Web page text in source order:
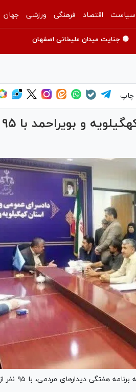
سیاست اقتصاد فرهنگی ورزشی جهان
🟡 جنایت میدان علیخانی اصفهان
چاپ
برگزاری ملاقات مردمی دادستان مرکز استان کهگیلویه و بویراحمد با ۹۵
دادستان مرکز استان کهگیلویه و بویر احمد به همراه معاونان خود در ادامه برنامه هفتگی دیدار‌های مردمی، با ۹۵ نفر از